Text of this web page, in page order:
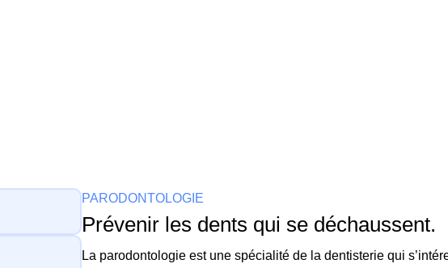
PARODONTOLOGIE
Prévenir les dents qui se déchaussent.
La parodontologie est une spécialité de la dentisterie qui